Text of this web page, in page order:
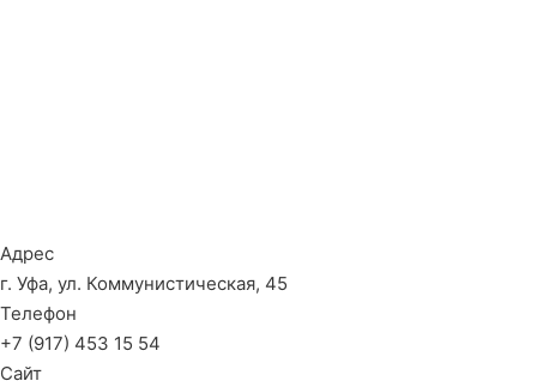
Адрес
г. Уфа, ул. Коммунистическая, 45
Телефон
+7 (917) 453 15 54
Сайт